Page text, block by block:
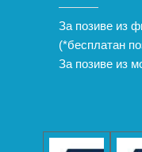
За позиве из
(*бесплатан
За позиве из